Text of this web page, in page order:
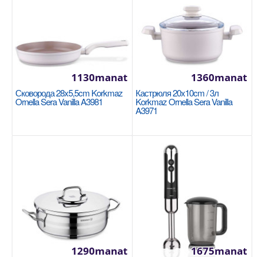
1880manat
Availability
В Корзину
Добавь в сравнения
В избранные
Сковорода 28x5,5cm Korkmaz
Ornella Sera Vanilla A3981
1130manat
Кастрюля 20x10cm / 3л
Korkmaz Ornella Sera Vanilla
A3971
1360manat
1290manat 1675manat